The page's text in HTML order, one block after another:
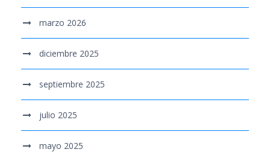
marzo 2026
diciembre 2025
septiembre 2025
julio 2025
mayo 2025